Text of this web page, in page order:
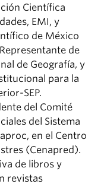
Científica
EMI, y
de México
de
de Geografía, y
para la
SEP.
del Comité
del Sistema
en el Centro
(Cenapred).
de libros y
revistas